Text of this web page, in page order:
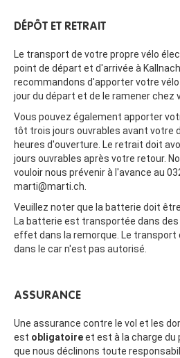
DÉPÔT ET RETRAIT
Le transport de votre propre vélo
point de départ et d'arrivée à
recommandons d'apporter votre
jour du départ et de le ramener chez
Vous pouvez également apporter
tôt trois jours ouvrables avant votre
heures d'ouverture. Le retrait doit
jours ouvrables après votre retour.
vouloir nous prévenir à l'avance au
marti@marti.ch.
Veuillez noter que la batterie doit
La batterie est transportée dans
effet dans la remorque. Le transport
dans le car n'est pas autorisé.
ASSURANCE
Une assurance contre le vol et les
est obligatoireet est à la charge
que nous déclinons toute